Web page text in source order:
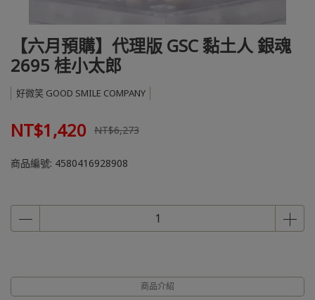
【六月預購】代理版 GSC 黏土人 銀魂
2695 桂小太郎
好微笑 GOOD SMILE COMPANY
NT$1,420 NT$6,273
商品編號: 4580416928908
商品介紹